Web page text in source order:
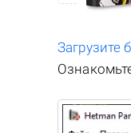
Загрузите